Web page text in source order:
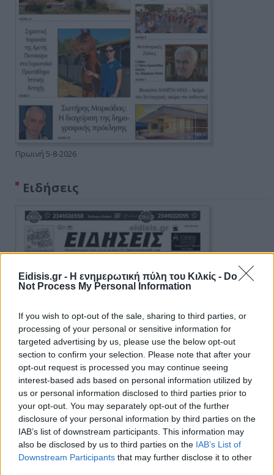
Eidisis.gr - Η ενημερωτική πύλη του Κιλκίς - Do
Not Process My Personal Information
If you wish to opt-out of the sale, sharing to third parties, or
processing of your personal or sensitive information for
targeted advertising by us, please use the below opt-out
section to confirm your selection. Please note that after your
opt-out request is processed you may continue seeing
interest-based ads based on personal information utilized by
us or personal information disclosed to third parties prior to
your opt-out. You may separately opt-out of the further
disclosure of your personal information by third parties on the
IAB’s list of downstream participants. This information may
also be disclosed by us to third parties on the IAB’s List of
Downstream Participants that may further disclose it to other
Πρωινή 5-8-2026
Ειδήσεις